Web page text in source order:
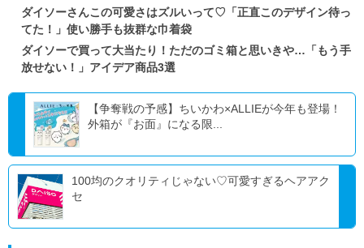
ダイソーさんこの可愛さはズルいって♡「正直このデザイン待っ
てた！」使い勝手も抜群な巾着袋
ダイソーで買って大当たり！ただのゴミ箱と思いきや…「もう手
放せない！」アイデア商品3選
【争奪戦の予感】ちいかわ×ALLIEが今年も登場！
外箱が『お面』になる限...
100均のクオリティじゃない♡可愛すぎるヘアアク
セ